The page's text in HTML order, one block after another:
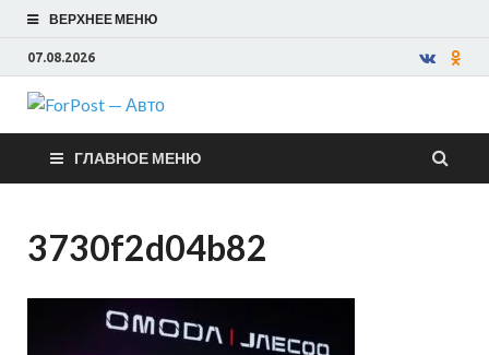
ВЕРХНЕЕ МЕНЮ
07.08.2026
ForPost —
Авто
ГЛАВНОЕ МЕНЮ
3730f2d04b82